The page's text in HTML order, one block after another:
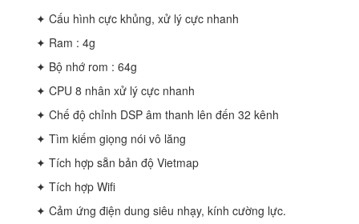
✦ Cấu hình cực khủng, xử lý cực nhanh
✦ Ram : 4g
✦ Bộ nhớ rom : 64g
✦ CPU 8 nhân xử lý cực nhanh
✦ Chế độ chỉnh DSP âm thanh lên đến 32 kênh
✦ Tìm kiếm giọng nói vô lăng
✦ Tích hợp sẵn bản độ Vietmap
✦ Tích hợp Wifi
✦ Cảm ứng điện dung siêu nhạy, kính cường lực.